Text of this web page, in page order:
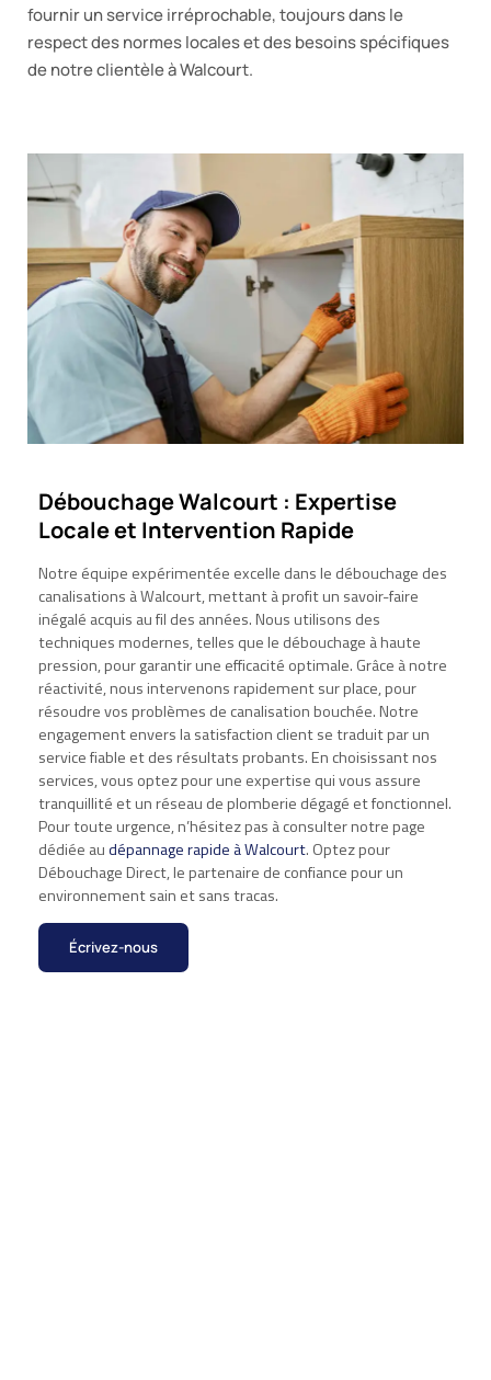
fournir un service irréprochable, toujours dans le
respect des normes locales et des besoins spécifiques
de notre clientèle à Walcourt.
Débouchage Walcourt : Expertise
Locale et Intervention Rapide
Notre équipe expérimentée excelle dans le débouchage des
canalisations à Walcourt, mettant à profit un savoir-faire
inégalé acquis au fil des années. Nous utilisons des
techniques modernes, telles que le débouchage à haute
pression, pour garantir une efficacité optimale. Grâce à notre
réactivité, nous intervenons rapidement sur place, pour
résoudre vos problèmes de canalisation bouchée. Notre
engagement envers la satisfaction client se traduit par un
service fiable et des résultats probants. En choisissant nos
services, vous optez pour une expertise qui vous assure
tranquillité et un réseau de plomberie dégagé et fonctionnel.
Pour toute urgence, n’hésitez pas à consulter notre page
dédiée audépannage rapide à Walcourt. Optez pour
Débouchage Direct, le partenaire de confiance pour un
environnement sain et sans tracas.
Écrivez-nous